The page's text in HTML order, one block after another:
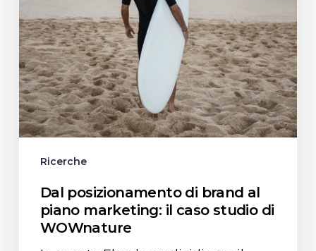
caso
studio
di
WOWnature
Ricerche
Dal posizionamento di brand al
piano marketing: il caso studio di
WOWnature